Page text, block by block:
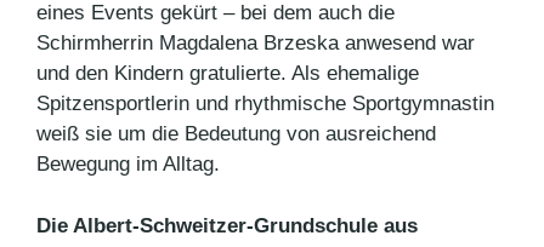
eines Events gekürt – bei dem auch die
Schirmherrin Magdalena Brzeska anwesend war
und den Kindern gratulierte. Als ehemalige
Spitzensportlerin und rhythmische Sportgymnastin
weiß sie um die Bedeutung von ausreichend
Bewegung im Alltag.
Die Albert-Schweitzer-Grundschule aus